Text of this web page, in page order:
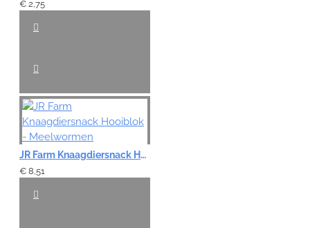
€ 2,75
JR Farm Knaagdiersnack Hooiblok - Meelwormen
€ 8,51